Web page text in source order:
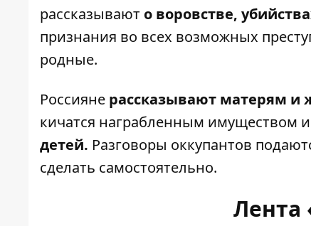
рассказывают о воровстве,
признания во всех возможных
родные.
Россияне рассказывают матерям и
кичатся награбленным имуществом и
детей. Разговоры оккупантов
сделать самостоятельно.
Лента